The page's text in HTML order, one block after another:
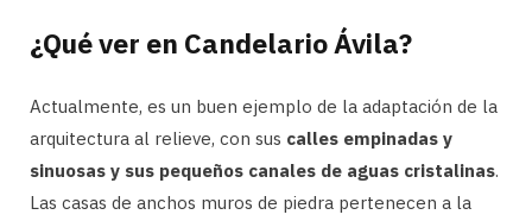
¿Qué ver en Candelario Ávila?
Actualmente, es un buen ejemplo de la adaptación de la
arquitectura al relieve, con sus calles empinadas y
sinuosas y sus pequeños canales de aguas cristalinas.
Las casas de anchos muros de piedra pertenecen a la